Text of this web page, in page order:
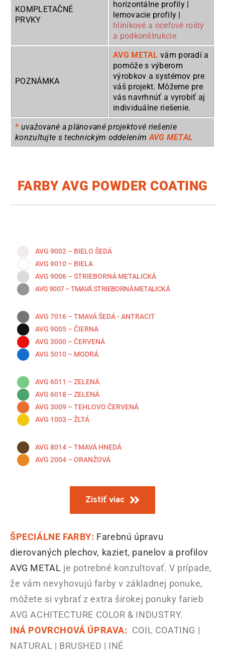
KOMPLETAČNÉ
PRVKY
horizontálne profily |
lemovacie profily |
hliníkové a oceľové rošty
a podkonštrukcie
POZNÁMKA
AVG METAL vám poradí a
pomôže s výberom
výrobkov a systémov pre
váš projekt. Môžeme pre
vás navrhnúť a vyrobiť aj
individuálne riešenie.
* uvažované a plánované projektové riešenie
konzultujte s technickým oddelenímAVG METAL
FARBY AVG POWDER COATING
AVG 9002 – BIELO ŠEDÁ
AVG 9010 – BIELA
AVG 9006 – STRIEBORNÁ METALICKÁ
AVG 9007 – TMAVÁ STRIEBORNÁ METALICKÁ
AVG 7016 – TMAVÁ ŠEDÁ - ANTRACIT
AVG 9005 – ČIERNA
AVG 3000 – ČERVENÁ
AVG 5010 – MODRÁ
AVG 6011 – ZELENÁ
AVG 6018 – ZELENÁ
AVG 3009 – TEHLOVO ČERVENÁ
AVG 1003 – ŽLTÁ
AVG 8014 – TMAVÁ HNEDÁ
AVG 2004 – ORANŽOVÁ
Zistiť viac
ŠPECIÁLNE FARBY: Farebnú úpravu
dierovaných plechov, kaziet, panelov a profilov
AVG METAL je potrebné konzultovať. V prípade,
že vám nevyhovujú farby v základnej ponuke,
môžete si vybrať z extra širokej ponuky farieb
AVG ACHITECTURE COLOR & INDUSTRY.
INÁ POVRCHOVÁ ÚPRAVA: COIL COATING |
NATURAL | BRUSHED | INÉ